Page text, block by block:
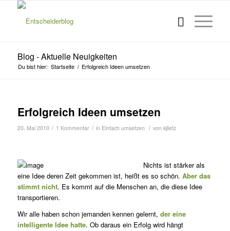
Blog - Aktuelle Neuigkeiten
Du bist hier: Startseite / Erfolgreich Ideen umsetzen
Erfolgreich Ideen umsetzen
20. Mai 2010 / 1 Kommentar / in Einfach umsetzen / von kjlietz
Nichts ist stärker als
eine Idee deren Zeit gekommen ist, heißt es so schön. Aber das
stimmt nicht. Es kommt auf die Men­schen an, die diese Idee
trans­portieren.
Wir alle haben schon jemanden kennen gelernt, der eine
intelligente Idee hatte. Ob daraus ein Erfolg wird hängt